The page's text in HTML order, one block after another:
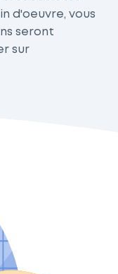
d'oeuvre, vous
seront
sur